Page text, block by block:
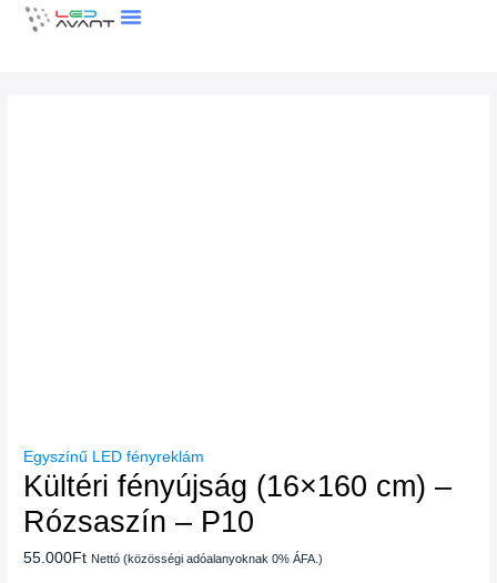
Skip
Egyszínű LED fényreklám
Kültéri fényújság (16×160 cm) –
Rózsaszín – P10
55.000Ft Nettó (közösségi adóalanyoknak 0% ÁFA.)